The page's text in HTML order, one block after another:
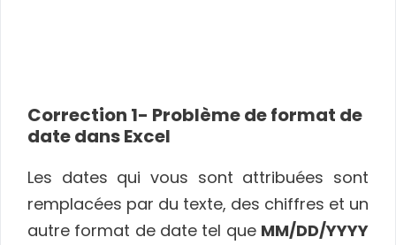
Correction 1- Problème de format de
date dans Excel
Les dates qui vous sont attribuées sont
remplacées par du texte, des chiffres et un
autre format de date tel que MM/DD/YYYY